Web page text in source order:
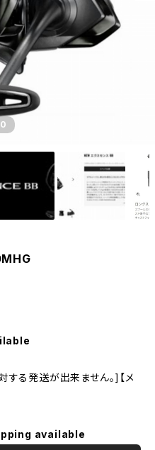
る発送が出来ません。]【メ
available